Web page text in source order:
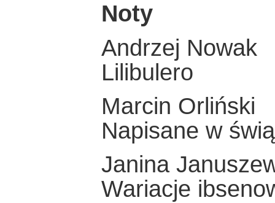
Noty
Andrzej Nowak
Lilibulero
Marcin Orliński
Napisane w
Janina
Wariacje